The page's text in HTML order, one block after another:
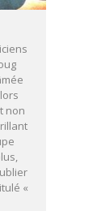
non
«